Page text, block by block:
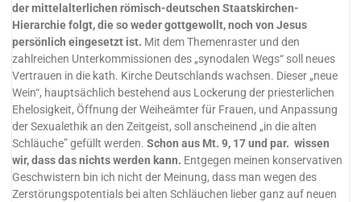
der mittelalterlichen römisch-deutschen Staatskirchen-
Hierarchie folgt, die so weder gottgewollt, noch von Jesus
persönlich eingesetzt ist. Mit dem Themenraster und den
zahlreichen Unterkommissionen des „synodalen Wegs“ soll neues
Vertrauen in die kath. Kirche Deutschlands wachsen. Dieser „neue
Wein“, hauptsächlich bestehend aus Lockerung der priesterlichen
Ehelosigkeit, Öffnung der Weiheämter für Frauen, und Anpassung
der Sexualethik an den Zeitgeist, soll anscheinend „in die alten
Schläuche” gefüllt werden.Schon aus Mt. 9, 17 und par. wissen
wir, dass das nichts werden kann. Entgegen meinen konservativen
Geschwistern bin ich nicht der Meinung, dass man wegen des
Zerstörungspotentials bei alten Schläuchen lieber ganz auf neuen